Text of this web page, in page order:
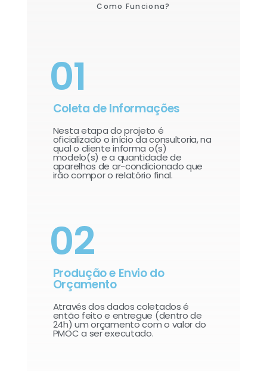
Como Funciona?
01
Coleta de Informações
Nesta etapa do projeto é
oficializado o início da consultoria, na
qual o cliente informa o(s)
modelo(s) e a quantidade de
aparelhos de ar-condicionado que
irão compor o relatório final.​
02
Produção e Envio do
Orçamento
Através dos dados coletados é
então feito e entregue (dentro de
24h) um orçamento com o valor do
PMOC a ser executado.